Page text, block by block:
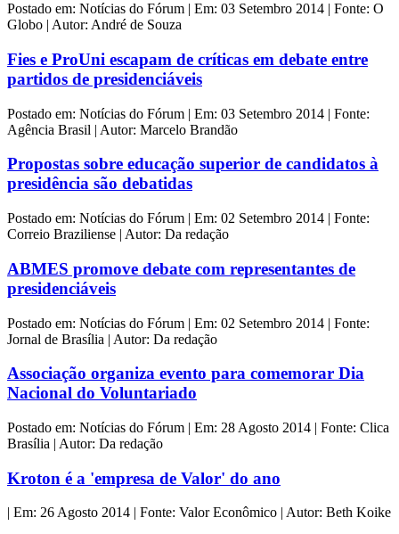
Postado em: Notícias do Fórum | Em: 03 Setembro 2014 | Fonte: O
Globo | Autor: André de Souza
Fies e ProUni escapam de críticas em debate entre
partidos de presidenciáveis
Postado em: Notícias do Fórum | Em: 03 Setembro 2014 | Fonte:
Agência Brasil | Autor: Marcelo Brandão
Propostas sobre educação superior de candidatos à
presidência são debatidas
Postado em: Notícias do Fórum | Em: 02 Setembro 2014 | Fonte:
Correio Braziliense | Autor: Da redação
ABMES promove debate com representantes de
presidenciáveis
Postado em: Notícias do Fórum | Em: 02 Setembro 2014 | Fonte:
Jornal de Brasília | Autor: Da redação
Associação organiza evento para comemorar Dia
Nacional do Voluntariado
Postado em: Notícias do Fórum | Em: 28 Agosto 2014 | Fonte: Clica
Brasília | Autor: Da redação
Kroton é a 'empresa de Valor' do ano
| Em: 26 Agosto 2014 | Fonte: Valor Econômico | Autor: Beth Koike